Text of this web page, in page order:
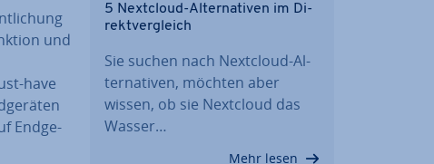
und
have
End­ge­
5 Nextcloud-Al­ter­na­ti­ven im Di­
rekt­ver­gleich
Sie suchen nach Nextcloud-Al­
ter­na­ti­ven, möchten aber
wissen, ob sie Nextcloud das
Wasser…
Mehr lesen